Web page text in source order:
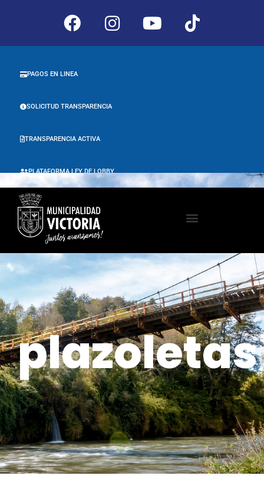
PLATAFORMA LEY DE LOBBY
TRANSPARENCIA ACTIVA
SOLICITUD TRANSPARENCIA
PAGOS EN LINEA
plazoletas